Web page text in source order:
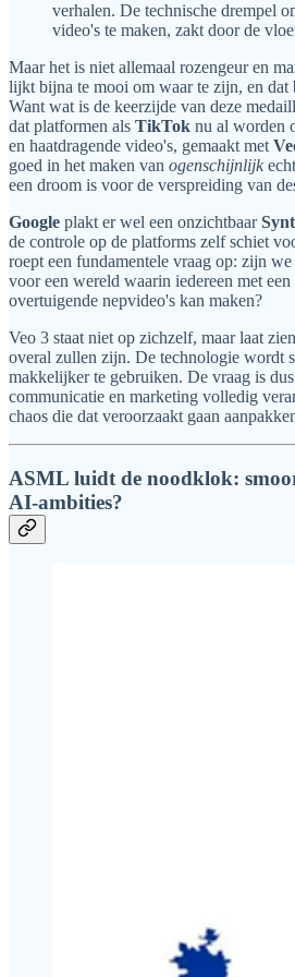
verhalen. De technische drempel
video's te maken, zakt door de
Maar het is niet allemaal rozengeur en
lijkt bijna te mooi om waar te zijn, en dat
Want wat is de keerzijde van deze
dat platformen als TikTok nu al worden
en haatdragende video's, gemaakt met
goed in het maken van ogenschijnlijk
een droom is voor de verspreiding van
Google plakt er wel een onzichtbaar
de controle op de platforms zelf schiet
roept een fundamentele vraag op: zijn
voor een wereld waarin iedereen met
overtuigende nepvideo's kan maken?
Veo 3 staat niet op zichzelf, maar laat
overal zullen zijn. De technologie wordt
makkelijker te gebruiken. De vraag is
communicatie en marketing volledig
chaos die dat veroorzaakt gaan
ASML luidt de noodklok:
AI-ambities?